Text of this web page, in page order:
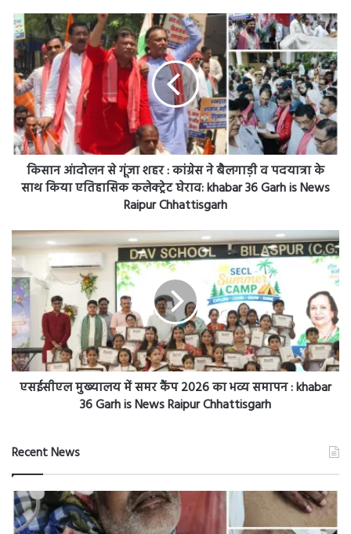
किसान
आंदोलन
से
गूंजा
शहर
कांग्रेस
ने
बैलगाड़ी
पदयात्रा
किया
एतिहासिक
कलेक्ट्रेट
घेराव:
khabar
36
Garh
is
News
Raipur
Chhattisgarh
किसान आंदोलन से गूंजा शहर : कांग्रेस ने बैलगाड़ी व पदयात्रा के
साथ किया एतिहासिक कलेक्ट्रेट घेराव: khabar 36 Garh is News
Raipur Chhattisgarh
एसईसीएल
मुख्यालय
में
समर
कैंप
2026
का
भव्य
समापन
khabar
is
News
Raipur
Chhattisgarh
एसईसीएल मुख्यालय में समर कैंप 2026 का भव्य समापन : khabar
36 Garh is News Raipur Chhattisgarh
Recent News